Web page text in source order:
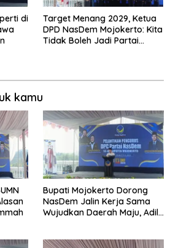
di
Target Menang 2029, Ketua
DPD NasDem Mojokerto: Kita
Tidak Boleh Jadi Partai
kamu
Bupati Mojokerto Dorong
NasDem Jalin Kerja Sama
Wujudkan Daerah Maju, Adil,